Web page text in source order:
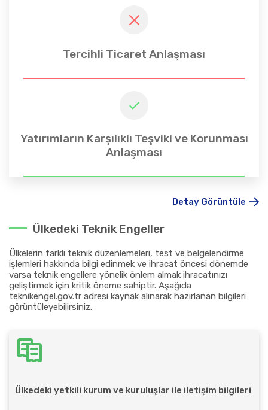
Tercihli Ticaret Anlaşması
Yatırımların Karşılıklı Teşviki ve Korunması
Anlaşması
Detay Görüntüle
Ülkedeki Teknik Engeller
Ülkelerin farklı teknik düzenlemeleri, test ve belgelendirme
işlemleri hakkında bilgi edinmek ve ihracat öncesi dönemde
varsa teknik engellere yönelik önlem almak ihracatınızı
geliştirmek için kritik öneme sahiptir. Aşağıda
teknikengel.gov.tr adresi kaynak alınarak hazırlanan bilgileri
görüntüleyebilirsiniz.
Ülkedeki yetkili kurum ve kuruluşlar ile iletişim bilgileri